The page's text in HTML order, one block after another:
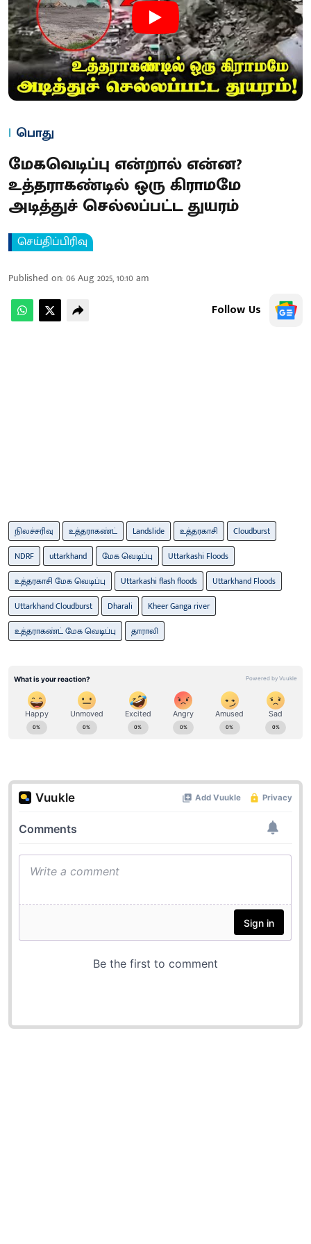
பொது
மேகவெடிப்பு என்றால் என்ன?
உத்தராகண்டில் ஒரு கிராமமே
அடித்துச் செல்லப்பட்ட துயரம்
செய்திப்பிரிவு
Published on:06 Aug 2025, 10:10 am
Follow Us
நிலச்சரிவு உத்தராகண்ட் Landslide உத்தரகாசி
Cloudburst
NDRF
uttarkhand மேக வெடிப்பு
Uttarkashi Floods
உத்தரகாசி மேக வெடிப்பு
Uttarkashi flash floods
Uttarkhand Floods
Uttarkhand Cloudburst
Dharali
Kheer Ganga river
உத்தராகண்ட் மேக வெடிப்பு
தாராலி